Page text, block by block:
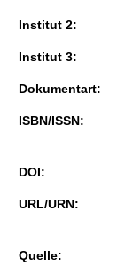
Institut 2:
Institut 3:
Dokumentart:
ISBN/ISSN:
DOI:
URL/URN:
Quelle: